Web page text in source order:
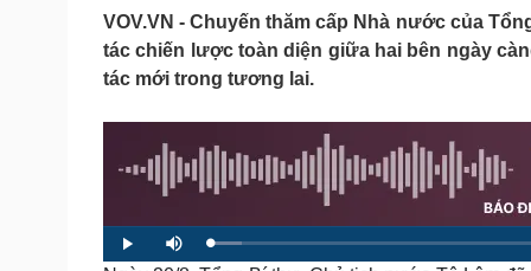
Pháp luật
Vụ án
Tin nóng
Tư vấn luật
Quân sự - Quốc phòng
Vũ khí
Sức khỏe
Cây thuốc
Sản phụ khoa
Đời sống
Blog
Tình yêu - Gia đình
VOV.VN - Chuyến thăm cấp Nhà nước của
tác chiến lược toàn diện giữa hai bên ngày
tác mới trong tương lai.
P
l
M
u
L
o